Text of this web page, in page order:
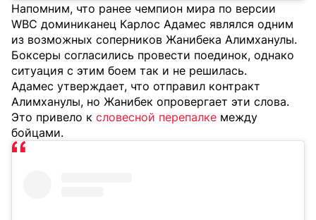
Напомним, что ранее чемпион мира по версии
WBC доминиканец Карлос Адамес являлся одним
из возможных соперников Жанибека Алимханулы.
Боксеры согласились провести поединок, однако
ситуация с этим боем так и не решилась.
Адамес утверждает, что отправил контракт
Алимханулы, но Жанибек опровергает эти слова.
Это привело к словесной перепалке между
бойцами.